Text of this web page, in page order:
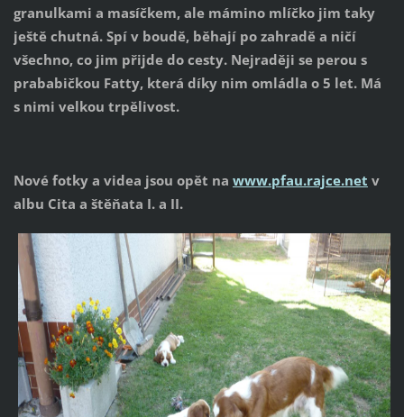
granulkami a masíčkem, ale mámino mlíčko jim taky
ještě chutná. Spí v boudě, běhají po zahradě a ničí
všechno, co jim přijde do cesty. Nejraději se perou s
prababičkou Fatty, která díky nim omládla o 5 let. Má
s nimi velkou trpělivost.
Nové fotky a videa jsou opět na www.pfau.rajce.net v
albu Cita a štěňata I. a II.